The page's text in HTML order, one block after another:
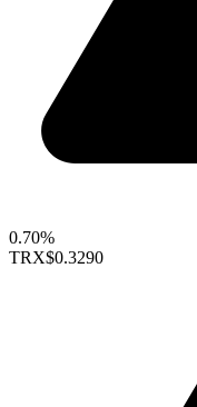
0.70%
TRX$0.3290